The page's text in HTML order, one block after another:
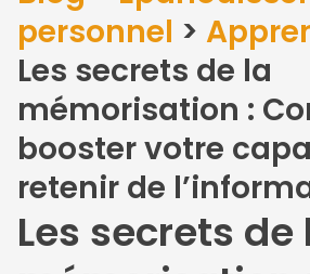
personnel >
Les secrets de la
mémorisation :
booster votre
retenir de
Les secrets de